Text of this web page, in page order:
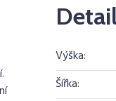
Výška:
Šířka: